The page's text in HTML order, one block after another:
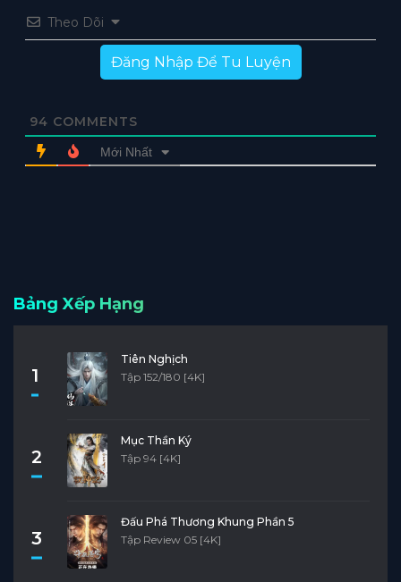
Theo Dõi
Đăng Nhập Để Tu Luyện
94 COMMENTS
Mới Nhất
Bảng Xếp Hạng
1
Tiên Nghịch
Tập 152/180 [4K]
2
Mục Thần Ký
Tập 94 [4K]
3
Đấu Phá Thương Khung Phần 5
Tập Review 05 [4K]